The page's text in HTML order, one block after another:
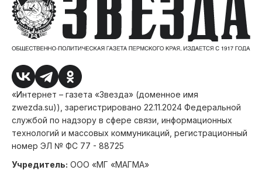
«Интернет – газета «Звезда» (доменное имя
zwezda.su)), зарегистрировано 22.11.2024 Федеральной
службой по надзору в сфере связи, информационных
технологий и массовых коммуникаций, регистрационный
номер ЭЛ № ФС 77 - 88725
Учредитель: ООО «МГ «МАГМА»